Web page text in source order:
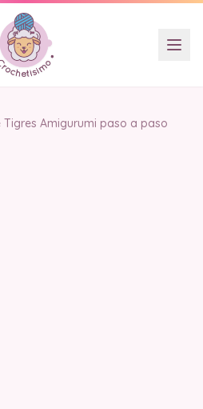
Tigres Amigurumi paso a paso